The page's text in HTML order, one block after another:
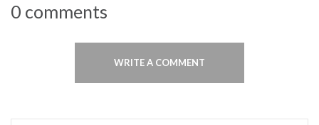
0 comments
WRITE A COMMENT